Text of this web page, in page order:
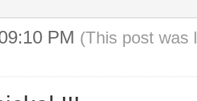
PM (This post was